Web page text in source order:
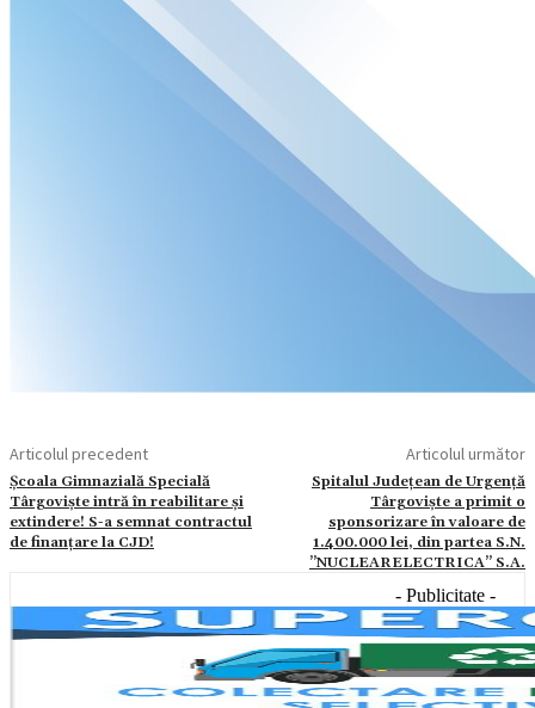
Articolul precedent
Școala Gimnazială Specială
Târgoviște intră în reabilitare și
extindere! S-a semnat contractul
de finanțare la CJD!
Articolul următor
Spitalul Judeţean de Urgenţă
Târgovişte a primit o
sponsorizare în valoare de
1.400.000 lei, din partea S.N.
”NUCLEARELECTRICA” S.A.
- Publicitate -